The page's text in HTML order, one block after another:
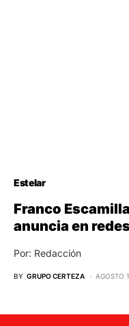
Estelar
Franco
anuncia en
Por: Redacción
BY GRUPO CERTEZA AGOSTO